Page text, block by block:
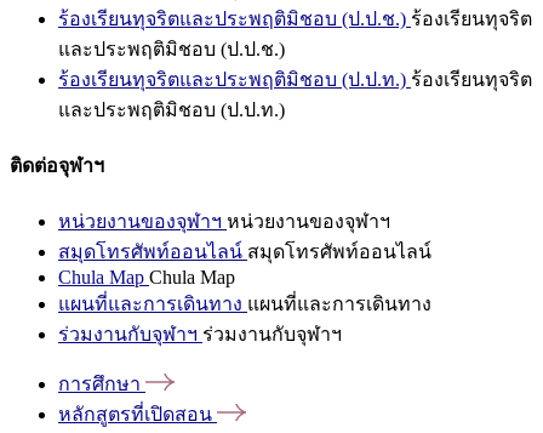
ร้องเรียนทุจริตและประพฤติมิชอบ (ป.ป.ช.) ร้องเรียนทุจริต
และประพฤติมิชอบ (ป.ป.ช.)
ร้องเรียนทุจริตและประพฤติมิชอบ (ป.ป.ท.) ร้องเรียนทุจริต
และประพฤติมิชอบ (ป.ป.ท.)
ติดต่อจุฬาฯ
หน่วยงานของจุฬาฯ หน่วยงานของจุฬาฯ
สมุดโทรศัพท์ออนไลน์ สมุดโทรศัพท์ออนไลน์
Chula Map Chula Map
แผนที่และการเดินทาง แผนที่และการเดินทาง
ร่วมงานกับจุฬาฯ ร่วมงานกับจุฬาฯ
การศึกษา
หลักสูตรที่เปิดสอน